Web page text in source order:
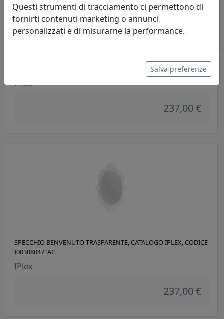
SPECCHIO BENVENUTO BIANCO, CATALOGO IPLEX, CODICE
IPlex
237,00 €
SPECCHIO BENVENUTO TRASPARENTE, CATALOGO IPLEX, CODICE
I00308047TAC
IPlex
237,00 €
Questi strumenti di tracciamento ci permettono di
fornirti contenuti marketing o annunci
personalizzati e di misurarne la performance.
Salva preferenze